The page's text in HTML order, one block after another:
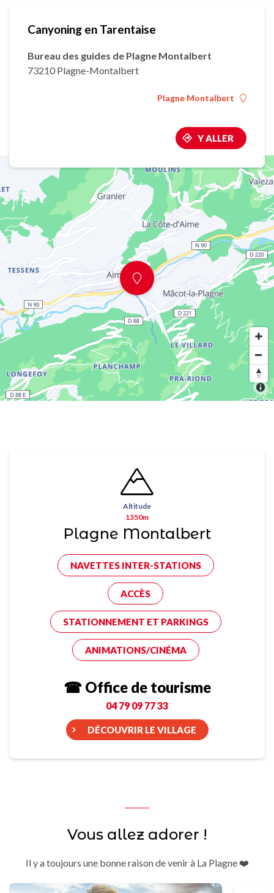
Canyoning en Tarentaise
Bureau des guides de Plagne Montalbert
73210 Plagne-Montalbert
Plagne Montalbert
Y ALLER
Altitude
1350m
Plagne Montalbert
NAVETTES INTER-STATIONS
ACCÈS
STATIONNEMENT ET PARKINGS
ANIMATIONS/CINÉMA
☎ Office de tourisme
04 79 09 77 33
DÉCOUVRIR LE VILLAGE
Vous allez adorer !
Il y a toujours une bonne raison de venir à La Plagne ❤️